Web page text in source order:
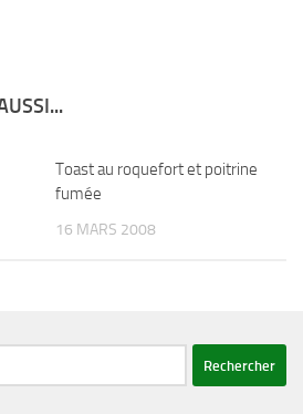
Toast au roquefort et poitrine
fumée
16 MARS 2008